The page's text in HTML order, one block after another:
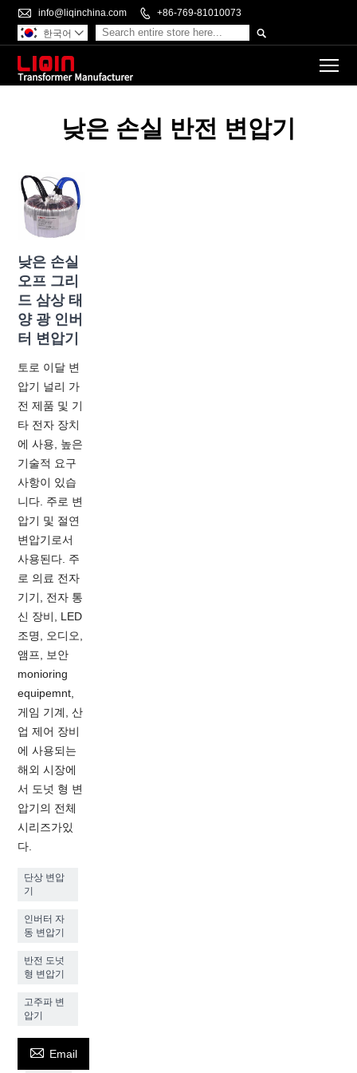
 info@liqinchina.com  +86-769-81010073

한국어 
낮은 손실 반전 변압기
낮은 손실
오프 그리
드 삼상 태
양 광 인버
터 변압기
토로 이달 변
압기 널리 가
전 제품 및 기
타 전자 장치
에 사용, 높은
기술적 요구
사항이 있습
니다. 주로 변
압기 및 절연
변압기로서
사용된다. 주
로 의료 전자
기기, 전자 통
신 장비, LED
조명, 오디오,
앰프, 보안
monioring
equipemnt,
게임 기계, 산
업 제어 장비
에 사용되는
해외 시장에
서 도넛 형 변
압기의 전체
시리즈가있
다.
단상 변압
기
인버터 자
동 변압기
반전 도넛
형 변압기
고주파 변
압기
 Email